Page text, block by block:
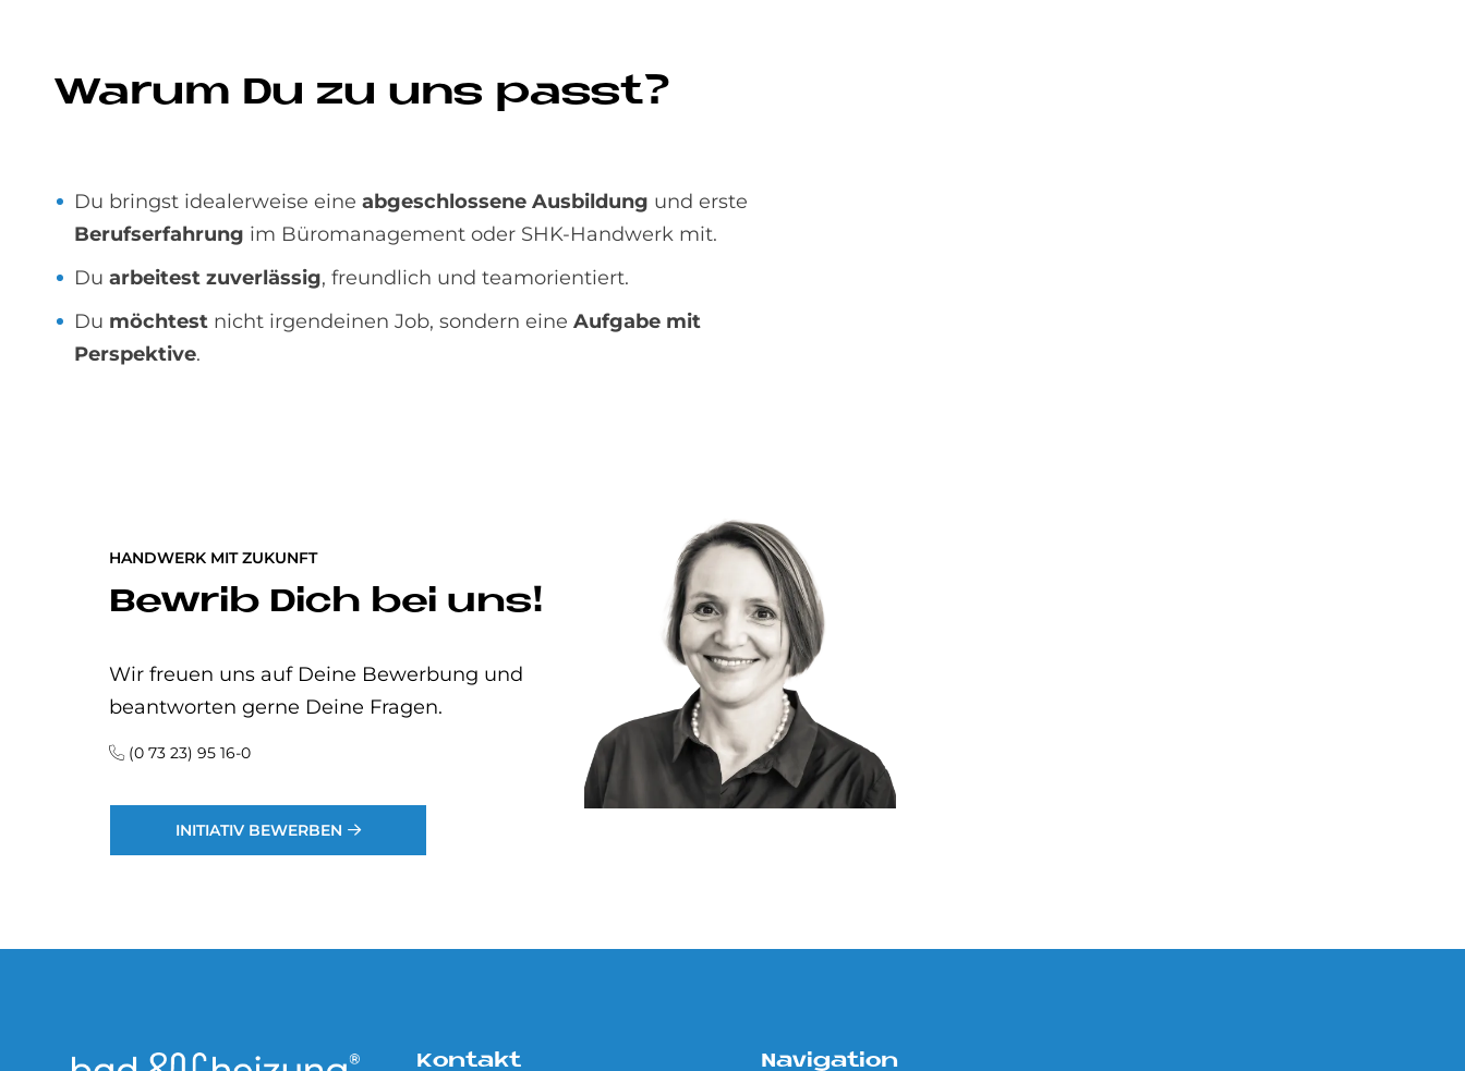
Wa­rum Du zu uns passt?
Du bringst idealerweise eine abgeschlossene Ausbildung und erste
Berufserfahrung im Büromanagement oder SHK-Handwerk mit.
Du arbeitest zuverlässig, freundlich und teamorientiert.
Du möchtest nicht irgendeinen Job, sondern eine Aufgabe mit
Perspektive.
HANDWERK MIT ZUKUNFT
Bewrib Dich bei uns!
Wir freuen uns auf Deine Bewerbung und
beantworten gerne Deine Fragen.
(0 73 23) 95 16-0
INITIATIV BEWERBEN
Kontakt Navigation